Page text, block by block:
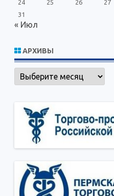
24
25 26 27
31
« Июл
АРХИВЫ
Архивы